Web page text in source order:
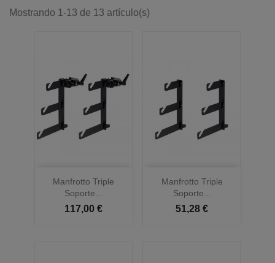
Mostrando 1-13 de 13 artículo(s)
Manfrotto Triple
Soporte...
117,00 €
Manfrotto Triple
Soporte...
51,28 €